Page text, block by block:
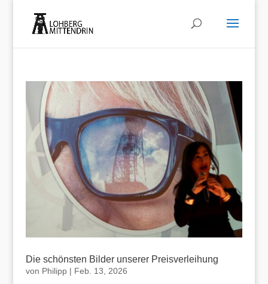
Die schönsten Bilder unserer Preisverleihung
von Philipp| Feb. 13, 2026